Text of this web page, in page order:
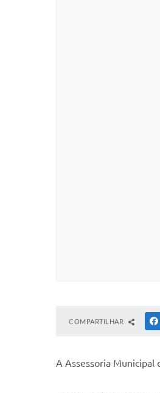
COMPARTILHAR
A Assessoria Municipal